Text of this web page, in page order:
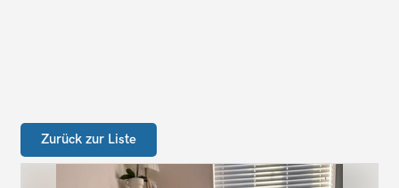
Zurück zur Liste